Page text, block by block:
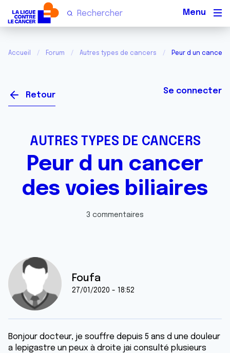
Accueil Forum Autres types de cancers Peur d un cancer
Retour Se connecter
AUTRES TYPES DE CANCERS
Peur d un cancer
des voies biliaires
3 commentaires
Foufa
27/01/2020 - 18:52
Bonjour docteur, je souffre depuis 5 ans d une douleur
a lepigastre un peux à droite jai consulté plusieurs